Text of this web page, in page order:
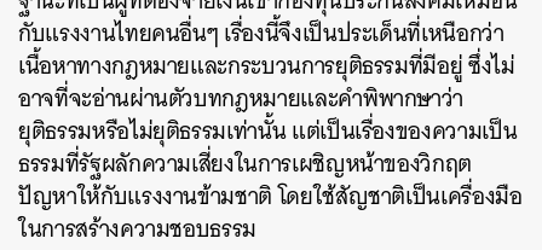
กับแรงงานไทยคนอื่นๆ เรื่องนี้จึงเป็นประเด็นที่เหนือกว่า
เนื้อหาทางกฎหมายและกระบวนการยุติธรรมที่มีอยู่ ซึ่งไม่
อาจที่จะอ่านผ่านตัวบทกฎหมายและคำพิพากษาว่า
ยุติธรรมหรือไม่ยุติธรรมเท่านั้น แต่เป็นเรื่องของความเป็น
ธรรมที่รัฐผลักความเสี่ยงในการเผชิญหน้าของวิกฤต
ปัญหาให้กับแรงงานข้ามชาติ โดยใช้สัญชาติเป็นเครื่องมือ
ในการสร้างความชอบธรรม